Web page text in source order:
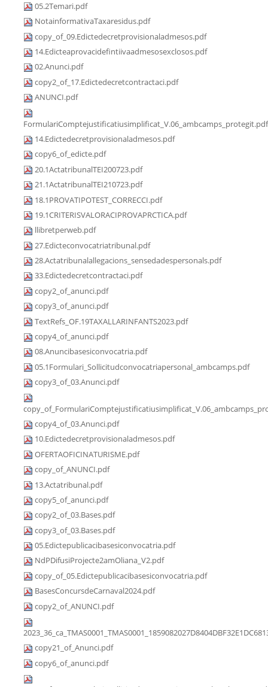
05.2Temari.pdf
NotainformativaTaxaresidus.pdf
copy_of_09.Edictedecretprovisionaladmesos.pdf
14.Edicteaprovacidefintiivaadmesosexclosos.pdf
02.Anunci.pdf
copy2_of_17.Edictedecretcontractaci.pdf
ANUNCI.pdf
FormulariComptejustificatiusimplificat_V.06_ambcamps_protegit.pdf
14.Edictedecretprovisionaladmesos.pdf
copy6_of_edicte.pdf
20.1ActatribunalTEI200723.pdf
21.1ActatribunalTEI210723.pdf
18.1PROVATIPOTEST_CORRECCI.pdf
19.1CRITERISVALORACIPROVAPRCTICA.pdf
llibretperweb.pdf
27.Edicteconvocatriatribunal.pdf
28.Actatribunalallegacions_sensedadespersonals.pdf
33.Edictedecretcontractaci.pdf
copy2_of_anunci.pdf
copy3_of_anunci.pdf
TextRefs_OF.19TAXALLARINFANTS2023.pdf
copy4_of_anunci.pdf
08.Anuncibasesiconvocatria.pdf
05.1Formulari_Sollicitudconvocatriapersonal_ambcamps.pdf
copy3_of_03.Anunci.pdf
copy4_of_03.Anunci.pdf
10.Edictedecretprovisionaladmesos.pdf
OFERTAOFICINATURISME.pdf
copy_of_ANUNCI.pdf
13.Actatribunal.pdf
copy5_of_anunci.pdf
copy2_of_03.Bases.pdf
copy3_of_03.Bases.pdf
05.Edictepublicacibasesiconvocatria.pdf
NdPDifusiProjecte2amOliana_V2.pdf
copy_of_05.Edictepublicacibasesiconvocatria.pdf
BasesConcursdeCarnaval2024.pdf
copy2_of_ANUNCI.pdf
copy21_of_Anunci.pdf
copy6_of_anunci.pdf